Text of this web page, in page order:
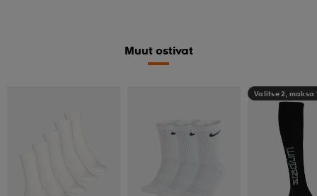
Muut ostivat
Valitse 2, maksa